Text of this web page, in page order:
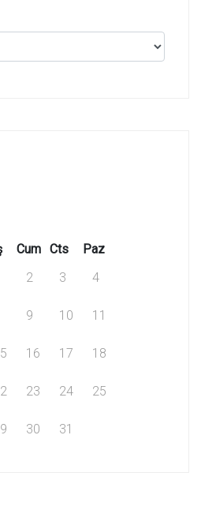
Cum Cts
Paz
2 3 4
9 10 11
16 17 18
23 24 25
30 31